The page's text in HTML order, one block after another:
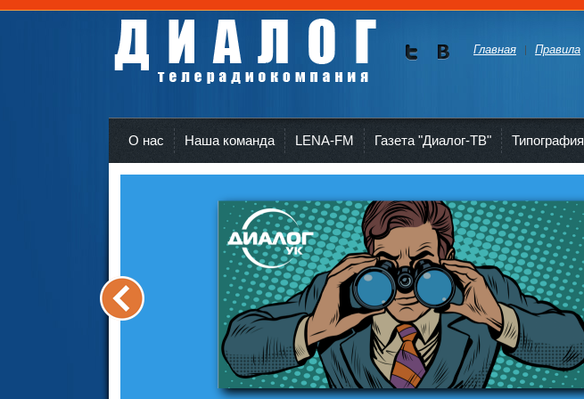
Главная Правила
О нас Наша команда LENA-FM Газета "Диалог-ТВ" Типография